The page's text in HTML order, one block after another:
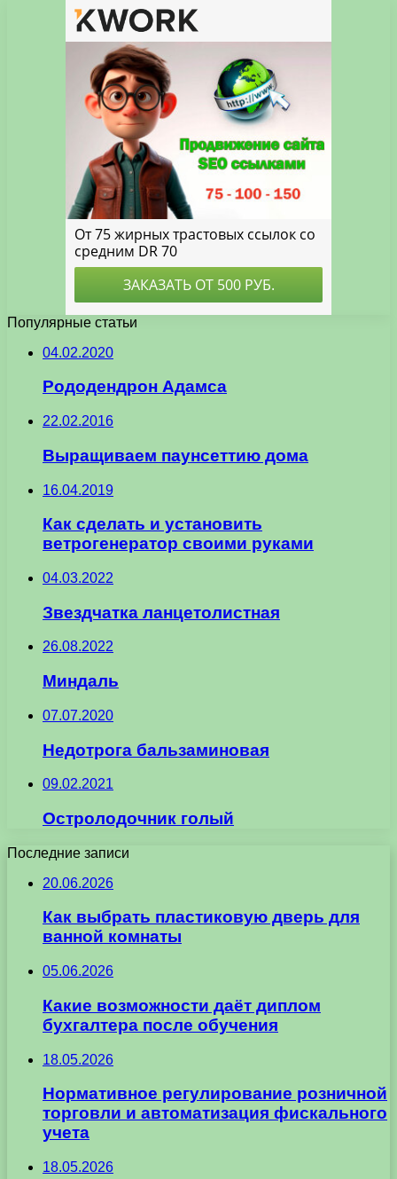
Популярные статьи
04.02.2020
Рододендрон Адамса
22.02.2016
Выращиваем паунсеттию дома
16.04.2019
Как сделать и установить
ветрогенератор своими руками
04.03.2022
Звездчатка ланцетолистная
26.08.2022
Миндаль
07.07.2020
Недотрога бальзаминовая
09.02.2021
Остролодочник голый
Последние записи
20.06.2026
Как выбрать пластиковую дверь для
ванной комнаты
05.06.2026
Какие возможности даёт диплом
бухгалтера после обучения
18.05.2026
Нормативное регулирование розничной
торговли и автоматизация фискального
учета
18.05.2026